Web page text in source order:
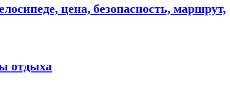
цена, безопасность, маршрут,
отдыха